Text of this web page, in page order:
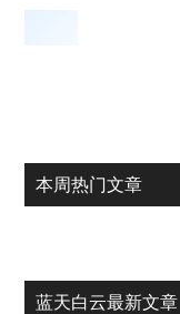
本周热门文章
蓝天白云最新文章